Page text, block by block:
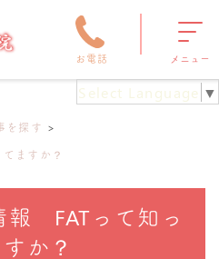
お電話 メニュー
Select Language ▼
を探す
ますか？
報 FATって知っ
か？